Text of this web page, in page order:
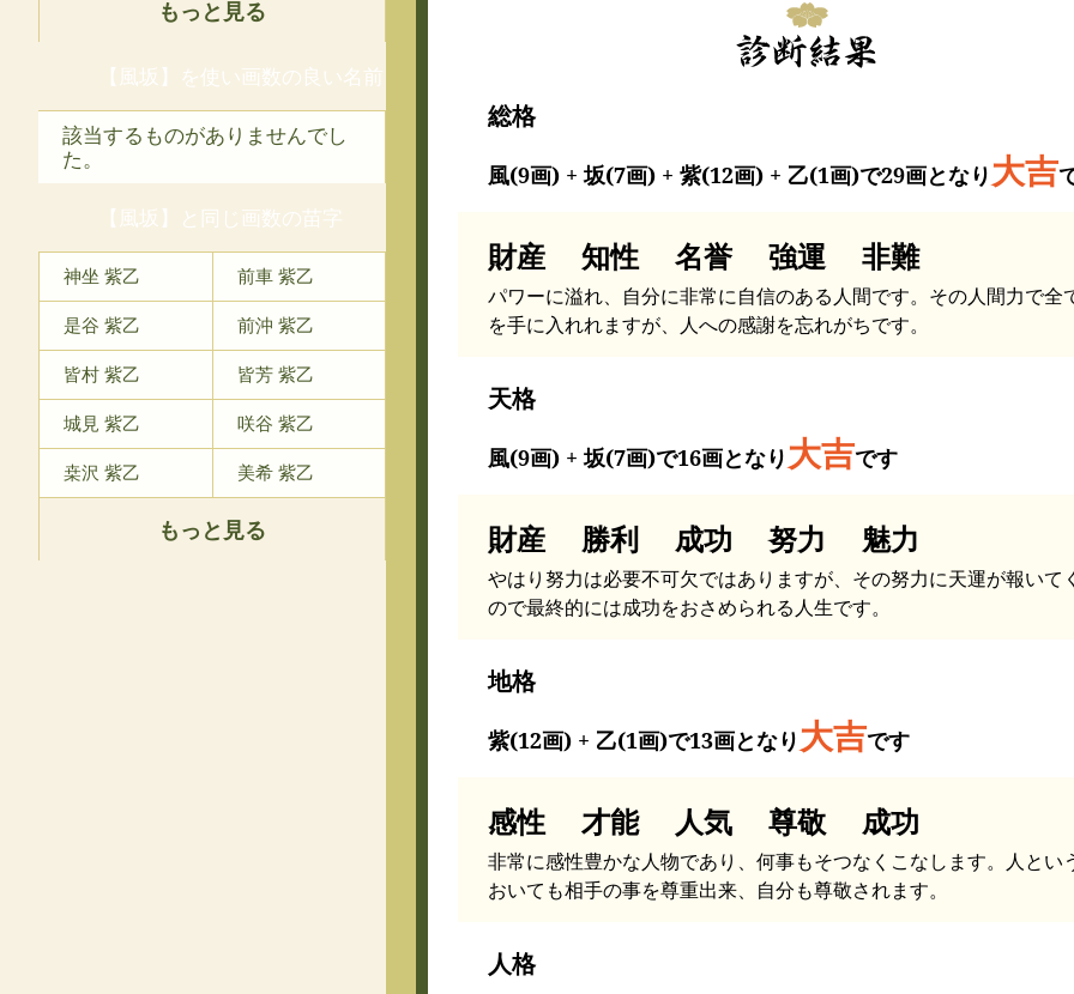
もっと見る
【風坂】を使い画数の良い名前
該当するものがありませんでし
た。
【風坂】と同じ画数の苗字
神坐 紫乙 前車 紫乙
是谷 紫乙 前沖 紫乙
皆村 紫乙 皆芳 紫乙
城見 紫乙 咲谷 紫乙
桒沢 紫乙 美希 紫乙
もっと見る
総格
風(9画) + 坂(7画) + 紫(12画) + 乙(1画)で29画となり 大吉
財産 知性 名誉 強運 非難
パワーに溢れ、自分に非常に自信のある人間です。その人間力で全
を手に入れれますが、人への感謝を忘れがちです。
天格
風(9画) + 坂(7画)で16画となり 大吉です
財産 勝利 成功 努力 魅力
やはり努力は必要不可欠ではありますが、その努力に天運が報いて
ので最終的には成功をおさめられる人生です。
地格
紫(12画) + 乙(1画)で13画となり 大吉です
感性 才能 人気 尊敬 成功
非常に感性豊かな人物であり、何事もそつなくこなします。人とい
おいても相手の事を尊重出来、自分も尊敬されます。
人格